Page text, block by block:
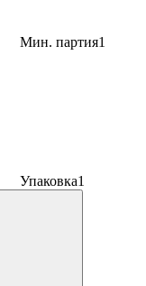
Мин. партия1
Упаковка1